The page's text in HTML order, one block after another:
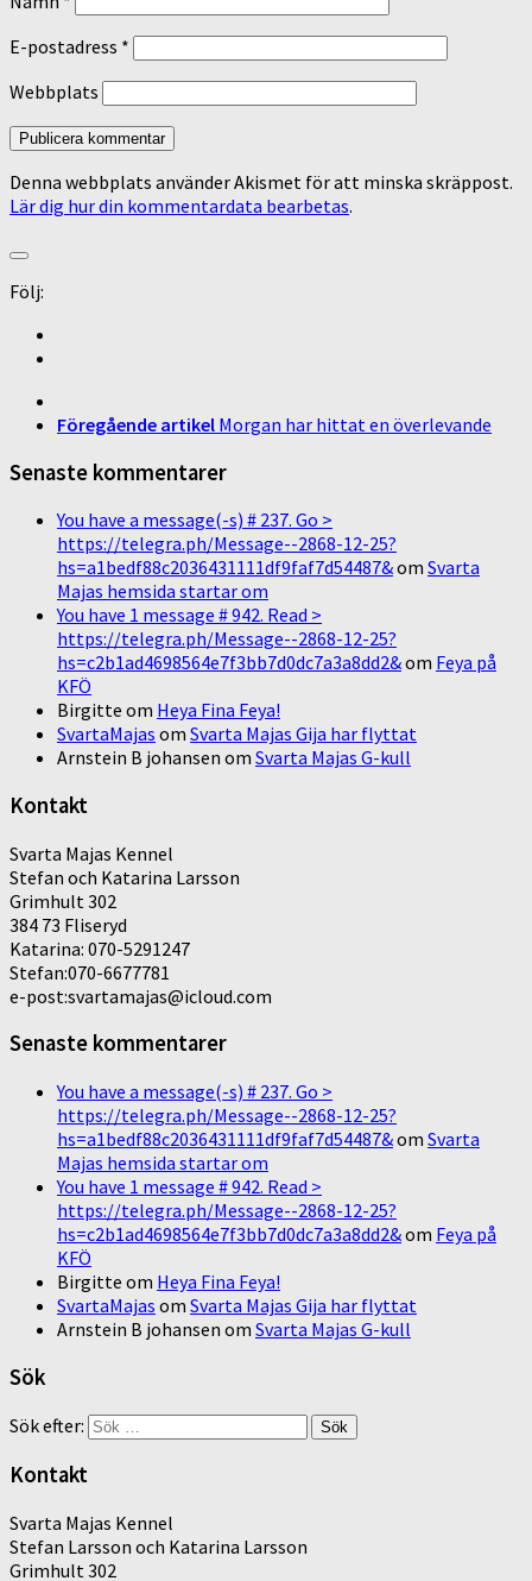
E-postadress *
Webbplats
Denna webbplats använder Akismet för att minska skräppost.
Lär dig hur din kommentardata bearbetas.
Följ:
Föregående artikel Morgan har hittat en överlevande
Senaste kommentarer
You have a message(-s) # 237. Go >
https://telegra.ph/Message--2868-12-25?
hs=a1bedf88c2036431111df9faf7d54487&om Svarta
Majas hemsida startar om
You have 1 message # 942. Read >
https://telegra.ph/Message--2868-12-25?
hs=c2b1ad4698564e7f3bb7d0dc7a3a8dd2&om Feya på
KFÖ
Birgitte om Heya Fina Feya!
SvartaMajas om Svarta Majas Gija har flyttat
Arnstein B johansen om Svarta Majas G-kull
Kontakt
Svarta Majas Kennel
Stefan och Katarina Larsson
Grimhult 302
384 73 Fliseryd
Katarina: 070-5291247
Stefan:070-6677781
e-post:svartamajas@icloud.com
Senaste kommentarer
You have a message(-s) # 237. Go >
https://telegra.ph/Message--2868-12-25?
hs=a1bedf88c2036431111df9faf7d54487&om Svarta
Majas hemsida startar om
You have 1 message # 942. Read >
https://telegra.ph/Message--2868-12-25?
hs=c2b1ad4698564e7f3bb7d0dc7a3a8dd2&om Feya på
KFÖ
Birgitte om Heya Fina Feya!
SvartaMajas om Svarta Majas Gija har flyttat
Arnstein B johansen om Svarta Majas G-kull
Sök
Sök efter:
Kontakt
Svarta Majas Kennel
Stefan Larsson och Katarina Larsson
Grimhult 302